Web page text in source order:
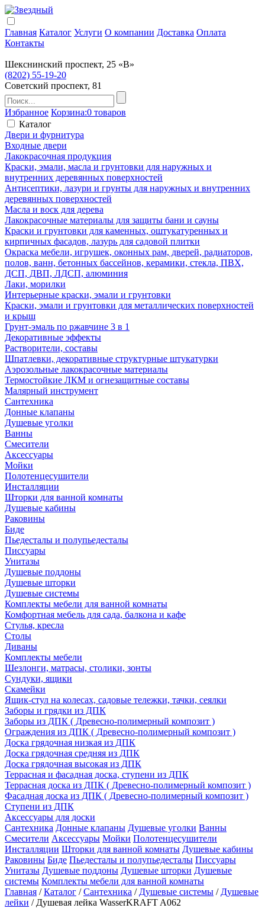
Главная Каталог Услуги О компании Доставка Оплата
Контакты
Шекснинский проспект, 25 «В»
(8202) 55-19-20
Советский проспект, 81
Избранное Корзина:0 товаров
Каталог
Двери и фурнитура
Входные двери
Лакокрасочная продукция
Краски, эмали, масла и грунтовки для наружных и
внутренних деревянных поверхностей
Антисептики, лазури и грунты для наружных и внутренних
деревянных поверхностей
Масла и воск для дерева
Лакокрасочные материалы для защиты бани и сауны
Краски и грунтовки для каменных, оштукатуренных и
кирпичных фасадов, лазурь для садовой плитки
Окраска мебели, игрушек, оконных рам, дверей, радиаторов,
полов, ванн, бетонных бассейнов, керамики, стекла, ПВХ,
ДСП, ДВП, ЛДСП, алюминия
Лаки, морилки
Интерьерные краски, эмали и грунтовки
Краски, эмали и грунтовки для металлических поверхностей
и крыш
Грунт-эмаль по ржавчине 3 в 1
Декоративные эффекты
Растворители, составы
Шпатлевки, декоративные структурные штукатурки
Аэрозольные лакокрасочные материалы
Термостойкие ЛКМ и огнезащитные составы
Малярный инструмент
Сантехника
Донные клапаны
Душевые уголки
Ванны
Смесители
Аксессуары
Мойки
Полотенцесушители
Инсталляции
Шторки для ванной комнаты
Душевые кабины
Раковины
Биде
Пьедесталы и полупьедесталы
Писсуары
Унитазы
Душевые поддоны
Душевые шторки
Душевые системы
Комплекты мебели для ванной комнаты
Комфортная мебель для сада, балкона и кафе
Стулья, кресла
Столы
Диваны
Комплекты мебели
Шезлонги, матрасы, столики, зонты
Сундуки, ящики
Скамейки
Ящик-стул на колесах, садовые тележки, тачки, сеялки
Заборы и грядки из ДПК
Заборы из ДПК ( Древесно-полимерный композит )
Ограждения из ДПК ( Древесно-полимерный композит )
Доска грядочная низкая из ДПК
Доска грядочная средняя из ДПК
Доска грядочная высокая из ДПК
Террасная и фасадная доска, ступени из ДПК
Террасная доска из ДПК ( Древесно-полимерный композит )
Фасадная доска из ДПК ( Древесно-полимерный композит )
Ступени из ДПК
Аксессуары для доски
Сантехника Донные клапаны Душевые уголки Ванны
Смесители Аксессуары Мойки Полотенцесушители
Инсталляции Шторки для ванной комнаты Душевые кабины
Раковины Биде Пьедесталы и полупьедесталы Писсуары
Унитазы Душевые поддоны Душевые шторки Душевые
системы Комплекты мебели для ванной комнаты
Главная / Каталог / Сантехника / Душевые системы / Душевые
лейки /Душевая лейка WasserKRAFT A062